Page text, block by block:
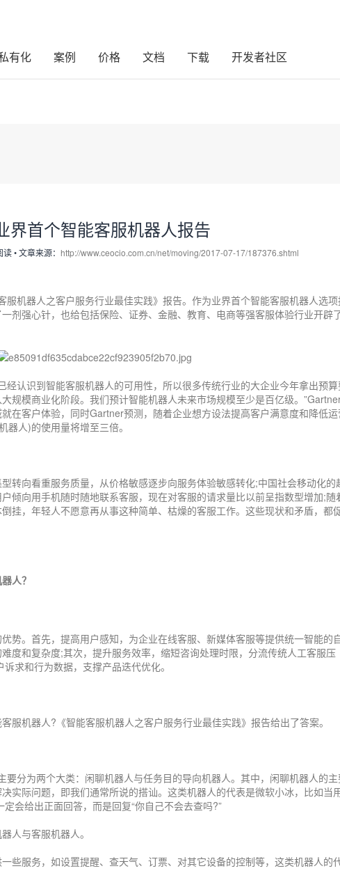
有化 案例 价格 文档 下载 开发者社区
界首个智能客服机器人报告
读•文章来源： http://www.ceocio.com.cn/net/moving/2017-07-17/187376.shtml
机器人之客户服务行业最佳实践》报告。作为业界首个智能客服机器人选项
剂强心针，也给包括保险、证券、金融、教育、电商等强客服体验行业开辟
经认识到智能客服机器人的可用性，所以很多传统行业的大企业今年拿出预
规模商业化阶段。我们预计智能机器人未来市场规模至少是百亿级。
在客户体验，同时Gartner预测，随着企业想方设法提高客户满意度和降低运
人)的使用量将增至三倍。
转向看重服务质量，从价格敏感逐步向服务体验敏感转化;中国社会移动化的
倾向用手机随时随地联系客服，现在对客服的请求量比以前呈指数型增加;随
挂，年轻人不愿意再从事这种简单、枯燥的客服工作。这些现状和矛盾，都
人？
势。首先，提高用户感知，为企业在线客服、新媒体客服等提供统一智能的
度和复杂度;其次，提升服务效率，缩短咨询处理时限，分流传统人工客服压
求和行为数据，支撑产品迭代优化。
服机器人?《智能客服机器人之客户服务行业最佳实践》报告给出了答案。
分为两个大类：闲聊机器人与任务目的导向机器人。其中，闲聊机器人的
实际问题，即我们通常所说的搭讪。这类机器人的代表是微软小冰，比如当
会给出正面回答，而是回复“你自己不会去查吗?”
人与客服机器人。
些服务，如设置提醒、查天气、订票、对其它设备的控制等，这类机器人的